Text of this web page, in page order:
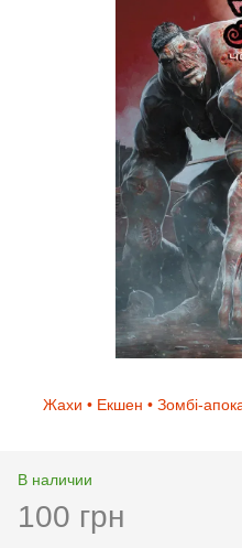
Жахи • Екшен • Зомбі-
В наличии
100 грн